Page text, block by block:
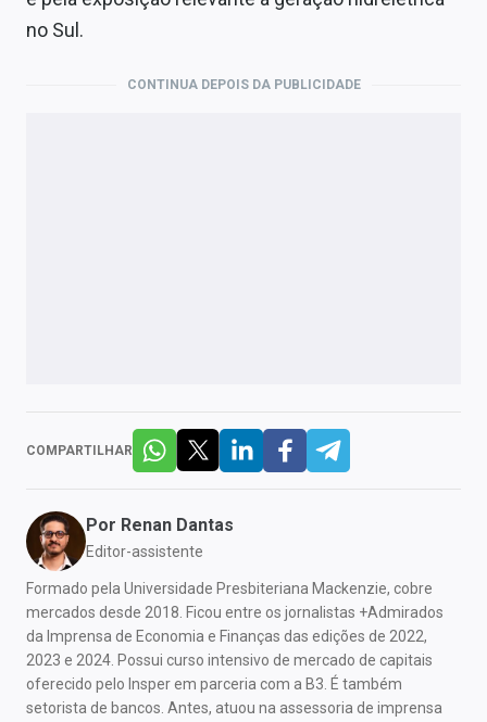
no Sul.
CONTINUA DEPOIS DA PUBLICIDADE
COMPARTILHAR
Por Renan Dantas
Editor-assistente
Formado pela Universidade Presbiteriana Mackenzie, cobre
mercados desde 2018. Ficou entre os jornalistas +Admirados
da Imprensa de Economia e Finanças das edições de 2022,
2023 e 2024. Possui curso intensivo de mercado de capitais
oferecido pelo Insper em parceria com a B3. É também
setorista de bancos. Antes, atuou na assessoria de imprensa